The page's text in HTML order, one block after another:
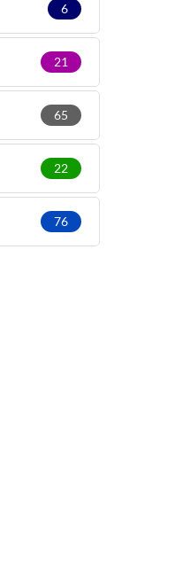
6
21
65
22
76